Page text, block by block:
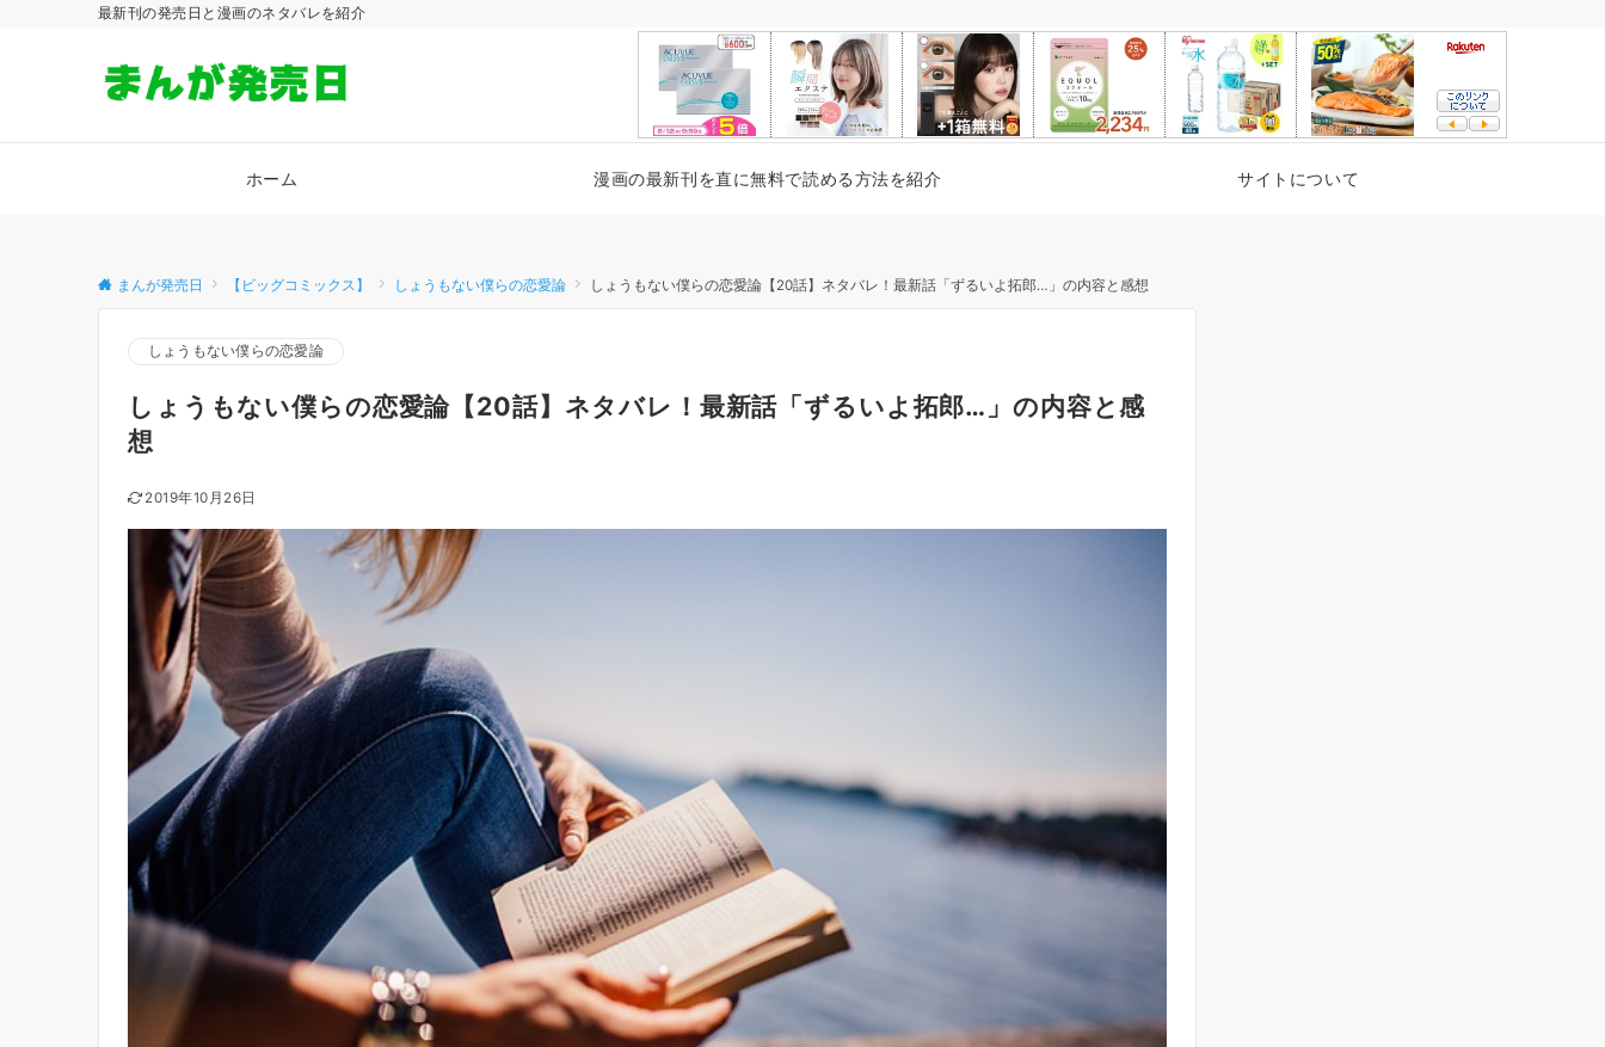
最新刊の発売日と漫画のネタバレを紹介
ホーム 漫画の最新刊を直に無料で読める方法を紹介 サイトについて
まんが発売日 【ビッグコミックス】 しょうもない僕らの恋愛論 しょうもない僕らの恋愛論【20話】ネタバレ！最新話「ずるいよ拓郎…」の内容と感想
しょうもない僕らの恋愛論
しょうもない僕らの恋愛論【20話】ネタバレ！最新話「ずるいよ拓郎…」の内容と感
想
2019年10月26日